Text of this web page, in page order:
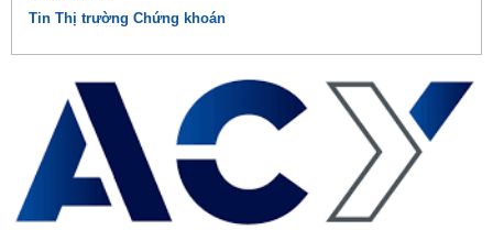
Tin Thị trường Chứng khoán